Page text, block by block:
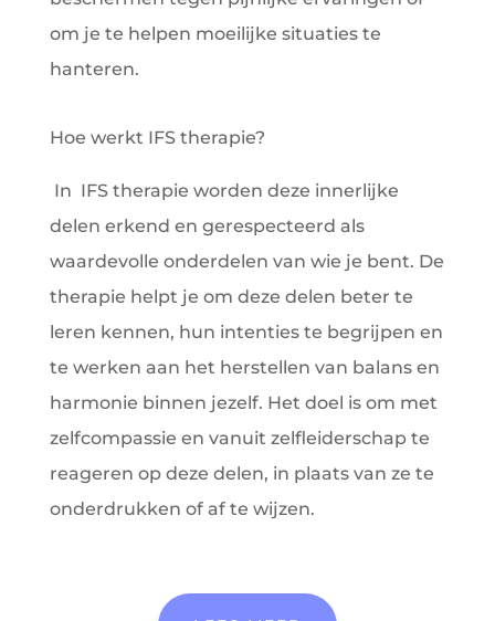
om je te helpen moeilijke situaties te
hanteren.
Hoe werkt IFS therapie?
In IFS therapie worden deze innerlijke
delen erkend en gerespecteerd als
waardevolle onderdelen van wie je bent. De
therapie helpt je om deze delen beter te
leren kennen, hun intenties te begrijpen en
te werken aan het herstellen van balans en
harmonie binnen jezelf. Het doel is om met
zelfcompassie en vanuit zelfleiderschap te
reageren op deze delen, in plaats van ze te
onderdrukken of af te wijzen.